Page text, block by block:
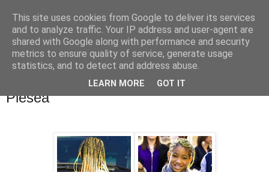
PentruDive.ro
duminică, 20 martie 2011
Willow Smith, pe urmele lui Carmen
Plesea
This site uses cookies from Google to deliver its services
and to analyze traffic. Your IP address and user-agent are
shared with Google along with performance and security
metrics to ensure quality of service, generate usage
statistics, and to detect and address abuse.
LEARN MORE GOT IT